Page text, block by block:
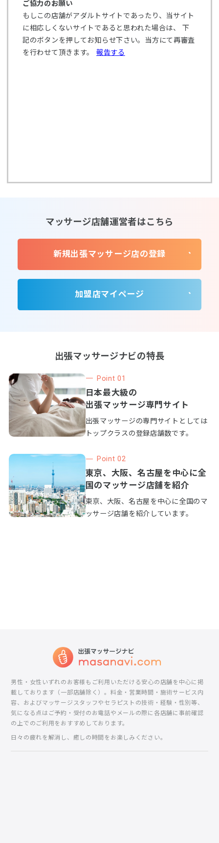
ご協力のお願い
もしこの店舗がアダルトサイトであったり、当サイト
に相応しくないサイトであると思われた場合は、 下
記のボタンを押してお知らせ下さい。当方にて再審査
を行わせて頂きます。 報告する
マッサージ店舗運営者はこちら
新規出張マッサージ店の登録
加盟店マイページ
出張マッサージナビの特長
Point 01
日本最大級の
出張マッサージ専門サイト
出張マッサージの専門サイトとしては
トップクラスの登録店舗数です。
Point 02
東京、大阪、名古屋を中心に全
国のマッサージ店舗を紹介
東京、大阪、名古屋を中心に全国のマ
ッサージ店舗を紹介しています。
男性・女性いずれのお客様もご利用いただける安心の店舗を中心に掲
載しております（一部店舗除く）。料金・営業時間・施術サービス内
容、およびマッサージスタッフやセラピストの技術・経験・性別等、
気になる点はご予約・受付のお電話やメールの際に各店舗に事前確認
の上でのご利用をおすすめしております。
日々の疲れを解消し、癒しの時間をお楽しみください。